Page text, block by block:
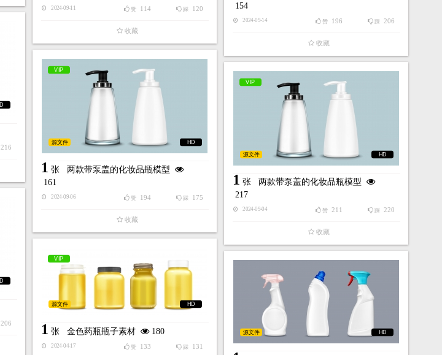
154
2024-09-14 踩 206
赞 196
收藏
2024-09-11 踩 120
赞 114
收藏
216
VIP
HD
源文件
1 张 两款带泵盖的化妆品瓶模型
161
2024-09-06 踩 175
赞 194
收藏
VIP
HD
源文件
1 张 两款带泵盖的化妆品瓶模型
217
2024-09-04 踩 220
赞 211
收藏
206
VIP
HD
源文件
1 张 金色药瓶瓶子素材 180
2024-04-17 踩 131
赞 133
HD
源文件